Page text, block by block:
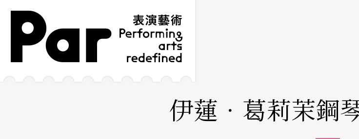
跳到主要內容區塊
網站導覽
伊蓮．葛莉茉鋼